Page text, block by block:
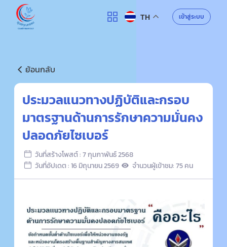
ศูนย์คุณธรรม TH เข้าสู่ระบบ
ย้อนกลับ
ประมวลแนวทางปฏิบัติและกรอบ
มาตรฐานด้านการรักษาความมั่นคง
ปลอดภัยไซเบอร์
วันที่สร้างโพสต์ : 7 กุมภาพันธ์ 2568
วันที่อัปเดต : 16 มิถุนายน 2569
จำนวนผู้เข้าชม: 75 คน